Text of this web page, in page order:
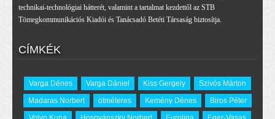
technikai-technológiai hátterét, valamint a tartalmat kezdettől az STB
Tömegkommunikációs Kiadói és Tanácsadó Betéti Társaság biztosítja.
CÍMKÉK
Varga Dénes Varga Dániel Kiss Gergely
Szivós Márton
Madaras Norbert
ötméteres Kemény Dénes
Biros Péter